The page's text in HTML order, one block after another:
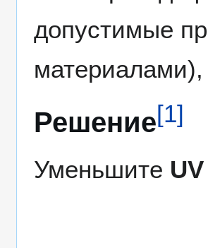
допустимые
Решение[1]
Уменьшите